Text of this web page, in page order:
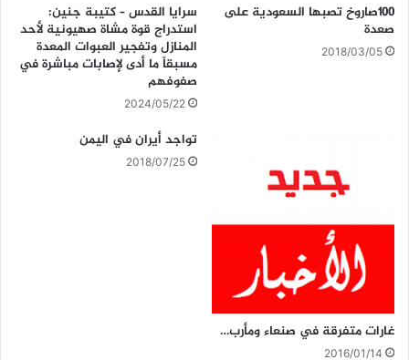
١٠٠صاروخ تصبها السعودية على
صعدة
2018/03/05
سرايا القدس – كتيبة جنين:
استدراج قوة مشاة صهيونية لأحد
المنازل وتفجير العبوات المعدة
مسبقاً ما أدى لإصابات مباشرة في
صفوفهم
2024/05/22
غارات متفرقة في صنعاء ومأرب…
2016/01/14
تواجد أيران في اليمن
2018/07/25